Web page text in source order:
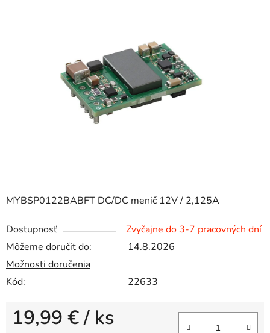
MYBSP0122BABFT DC/DC menič 12V / 2,125A
Dostupnosť
Zvyčajne do 3-7 pracovných dní
Môžeme doručiť do:
14.8.2026
Možnosti doručenia
Kód:
22633
19,99 €/ ks